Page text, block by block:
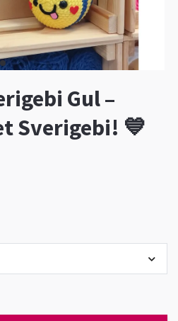
Gul –
Sverigebi! 💙